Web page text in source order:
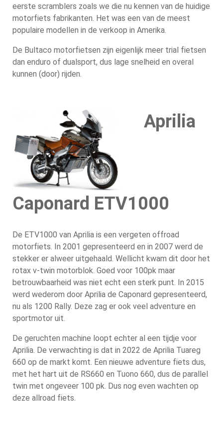
eerste scramblers zoals we die nu kennen van de huidige
motorfiets fabrikanten. Het was een van de meest
populaire modellen in de verkoop in Amerika.
De Bultaco motorfietsen zijn eigenlijk meer trial fietsen
dan enduro of dualsport, dus lage snelheid en overal
kunnen (door) rijden.
Aprilia
Caponard ETV1000
De ETV1000 van Aprilia is een vergeten offroad
motorfiets. In 2001 gepresenteerd en in 2007 werd de
stekker er alweer uitgehaald. Wellicht kwam dit door het
rotax v-twin motorblok. Goed voor 100pk maar
betrouwbaarheid was niet echt een sterk punt. In 2015
werd wederom door Aprilia de Caponard gepresenteerd,
nu als 1200 Rally. Deze zag er ook veel adventure en
sportmotor uit.
De geruchten machine loopt echter al een tijdje voor
Aprilia. De verwachting is dat in 2022 de Aprilia Tuareg
660 op de markt komt. Een nieuwe adventure fiets dus,
met het hart uit de RS660 en Tuono 660, dus de parallel
twin met ongeveer 100 pk. Dus nog even wachten op
deze allroad fiets.